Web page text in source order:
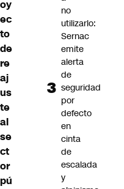
oy
ec
to
de
re
aj
us
te
al
se
ct
or
pú
no
utilizarlo:
Sernac
emite
alerta
de
seguridad
por
defecto
en
cinta
de
escalada
y